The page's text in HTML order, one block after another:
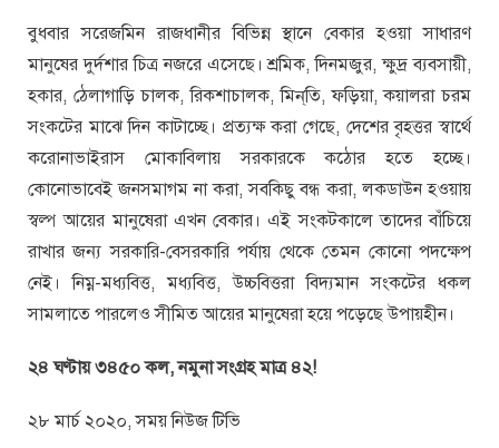
বুধবার সরেজমিন রাজধানীর বিভিন্ন স্থানে বেকার হওয়া সাধারণ
মানুষের দুর্দশার চিত্র নজরে এসেছে। শ্রমিক, দিনমজুর, ক্ষুদ্র ব্যবসায়ী,
হকার, ঠেলাগাড়ি চালক, রিকশাচালক, মিন্‌তি, ফড়িয়া, কয়ালরা চরম
সংকটের মাঝে দিন কাটাচ্ছে। প্রত্যক্ষ করা গেছে, দেশের বৃহত্তর স্বার্থে
করোনাভাইরাস মোকাবিলায় সরকারকে কঠোর হতে হচ্ছে।
কোনোভাবেই জনসমাগম না করা, সবকিছু বন্ধ করা, লকডাউন হওয়ায়
স্বল্প আয়ের মানুষেরা এখন বেকার। এই সংকটকালে তাদের বাঁচিয়ে
রাখার জন্য সরকারি-বেসরকারি পর্যায় থেকে তেমন কোনো পদক্ষেপ
নেই। নিম্ন-মধ্যবিত্ত, মধ্যবিত্ত, উচ্চবিত্তরা বিদ্যমান সংকটের ধকল
সামলাতে পারলেও সীমিত আয়ের মানুষেরা হয়ে পড়েছে উপায়হীন।
২৪ ঘণ্টায় ৩৪৫০ কল, নমুনা সংগ্রহ মাত্র ৪২!
২৮ মার্চ ২০২০, সময় নিউজ টিভি